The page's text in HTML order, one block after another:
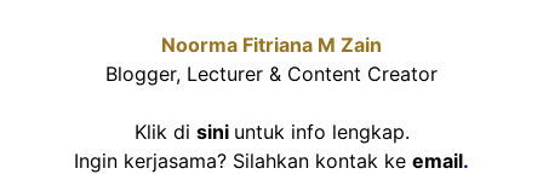
Noorma Fitriana M Zain
Blogger, Lecturer & Content Creator
Klik di sini untuk info lengkap.
Ingin kerjasama? Silahkan kontak ke email.